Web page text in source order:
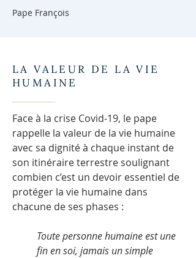
Pape François
LA VALEUR DE LA VIE
HUMAINE
Face à la crise Covid-19, le pape
rappelle la valeur de la vie humaine
avec sa dignité à chaque instant de
son itinéraire terrestre soulignant
combien c’est un devoir essentiel de
protéger la vie humaine dans
chacune de ses phases :
Toute personne humaine est une
fin en soi, jamais un simple